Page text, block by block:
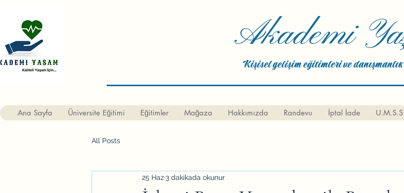
Akademi
Kişisel gelişim eğitimleri ve
Ana Sayfa Üniversite Eğitimi Eğitimler Mağaza Hakkımızda Randevu İptal İade U.M.S.S
All Posts
25 Haz3 dakikada okunur